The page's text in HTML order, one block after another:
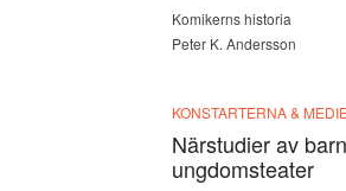
Komikerns historia
Peter K. Andersson
KONSTARTERNA &
Närstudier av
ungdomsteater